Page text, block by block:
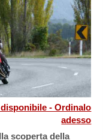
- Ordinalo
adesso
scoperta della